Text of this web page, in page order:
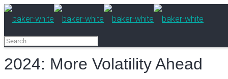
2024: More Volatility Ahead